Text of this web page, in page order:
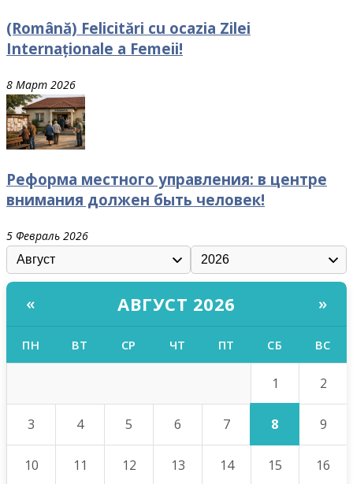
(Română) Felicitări cu ocazia Zilei
Internaționale a Femeii!
8 Март 2026
Реформа местного управления: в центре
внимания должен быть человек!
5 Февраль 2026
« АВГУСТ 2026 »
ПН ВТ СР ЧТ ПТ СБ ВС
1 2
3 4 5 6 7 8 9
10 11 12 13 14 15 16